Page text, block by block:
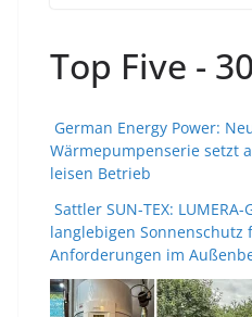
Top Five -
German Energy Power:
Wärmepumpenserie setzt
leisen Betrieb
Sattler SUN-TEX:
langlebigen Sonnenschutz
Anforderungen im